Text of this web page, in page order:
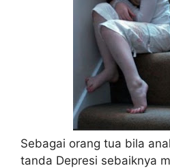
Sebagai orang tua bila
tanda Depresi sebaiknya